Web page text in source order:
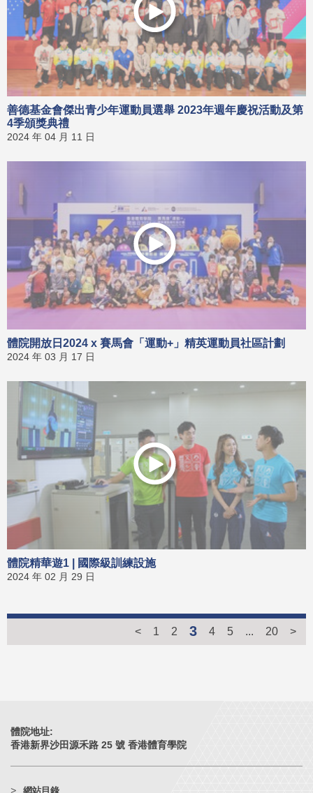
善德基金會傑出青少年運動員選舉 2023年週年慶祝活動及第
4季頒獎典禮
2024 年 04 月 11 日
體院開放日2024 x 賽馬會「運動+」精英運動員社區計劃
2024 年 03 月 17 日
體院精華遊1 | 國際級訓練設施
2024 年 02 月 29 日
< 1 2 3 4 5 ... 20 >
體院地址:
香港新界沙田源禾路 25 號 香港體育學院
網站目錄